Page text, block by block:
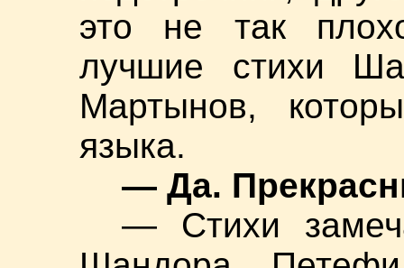
это не так
лучшие стихи
Мартынов,
языка.
— Да.
— Стихи